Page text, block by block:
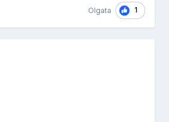
Olgata 1